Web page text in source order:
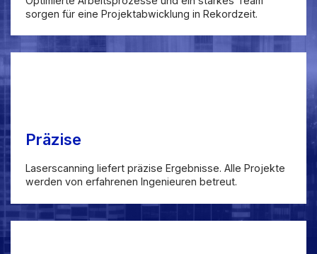
sorgen für eine Projektabwicklung in Rekordzeit.
Präzise
Laserscanning liefert präzise Ergebnisse. Alle Projekte
werden von erfahrenen Ingenieuren betreut.